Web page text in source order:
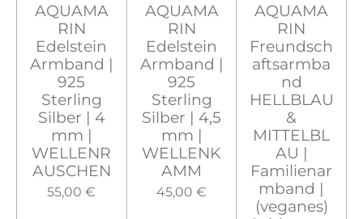
AQUAMA
RIN
Edelstein
Armband |
925
Sterling
Silber | 4
mm |
WELLENR
AUSCHEN
55,00 €
AQUAMA
RIN
Edelstein
Armband |
925
Sterling
Silber | 4,5
mm |
WELLENK
AMM
45,00 €
AQUAMA
RIN
Freundsch
aftsarmba
nd
HELLBLAU
&
MITTELBL
AU |
Familienar
mband |
(veganes)